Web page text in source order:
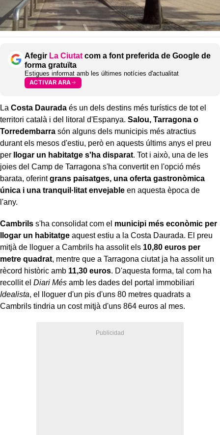
Afegir La Ciutat com a font preferida de Google de
forma gratuïta
Estigues informat amb les últimes notícies d'actualitat
ACTIVAR ARA
La Costa Daurada és un dels destins més turístics de tot el
territori català i del litoral d'Espanya. Salou, Tarragona o
Torredembarra són alguns dels municipis més atractius
durant els mesos d'estiu, però en aquests últims anys el preu
per
llogar un habitatge s'ha disparat. Tot i això, una de les
joies del Camp de Tarragona s'ha convertit en l'opció més
barata, oferintgrans paisatges, una oferta gastronòmica
única i una tranquil·litat envejable en aquesta època de
l'any.
Cambrils s'ha consolidat com el municipi més econòmic per
llogar un habitatge aquest estiu a la Costa Daurada. El preu
mitjà de lloguer a Cambrils ha assolit els 10,80 euros per
metre quadrat, mentre que a Tarragona ciutat ja ha assolit un
rècord històric amb 11,30 euros. D'aquesta forma, tal com ha
recollit el Diari Més amb les dades del portal immobiliari
Idealista, el lloguer d'un pis d'uns 80 metres quadrats a
Cambrils tindria un cost mitjà d'uns 864 euros al mes.